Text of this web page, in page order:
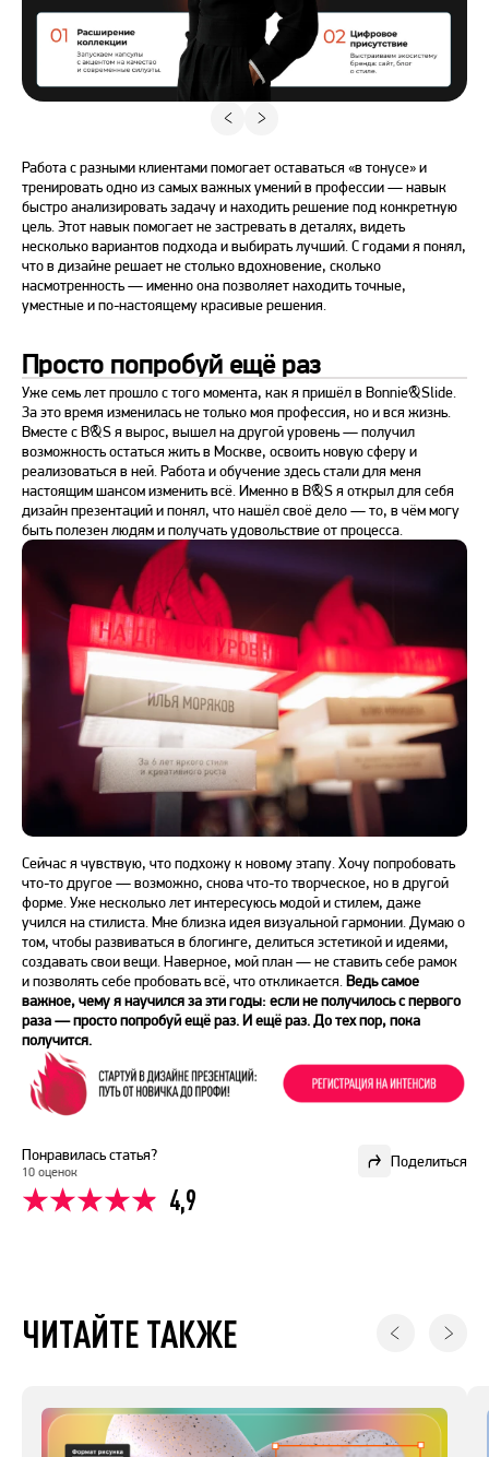
Работа с разными клиентами помогает оставаться «в тонусе» и
тренировать одно из самых важных умений в профессии — навык
быстро анализировать задачу и находить решение под конкретную
цель. Этот навык помогает не застревать в деталях, видеть
несколько вариантов подхода и выбирать лучший. С годами я понял,
что в дизайне решает не столько вдохновение, сколько
насмотренность — именно она позволяет находить точные,
уместные и по-настоящему красивые решения.
Просто попробуй ещё раз
Уже семь лет прошло с того момента, как я пришёл в Bonnie&Slide.
За это время изменилась не только моя профессия, но и вся жизнь.
Вместе с B&S я вырос, вышел на другой уровень — получил
возможность остаться жить в Москве, освоить новую сферу и
реализоваться в ней. Работа и обучение здесь стали для меня
настоящим шансом изменить всё. Именно в B&S я открыл для себя
дизайн презентаций и понял, что нашёл своё дело — то, в чём могу
быть полезен людям и получать удовольствие от процесса.
Сейчас я чувствую, что подхожу к новому этапу. Хочу попробовать
что-то другое — возможно, снова что-то творческое, но в другой
форме. Уже несколько лет интересуюсь модой и стилем, даже
учился на стилиста. Мне близка идея визуальной гармонии. Думаю о
том, чтобы развиваться в блогинге, делиться эстетикой и идеями,
создавать свои вещи. Наверное, мой план — не ставить себе рамок
и позволять себе пробовать всё, что откликается. Ведь самое
важное, чему я научился за эти годы: если не получилось с первого
раза — просто попробуй ещё раз. И ещё раз. До тех пор, пока
получится.
Поделиться
Понравилась статья?
10 оценок
4,9
ЧИТАЙТЕ ТАКЖЕ